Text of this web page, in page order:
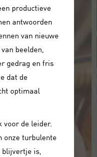
productieve
antwoorden
van nieuwe
beelden,
gedrag en fris
dat de
optimaal
de leider.
onze turbulente
is,